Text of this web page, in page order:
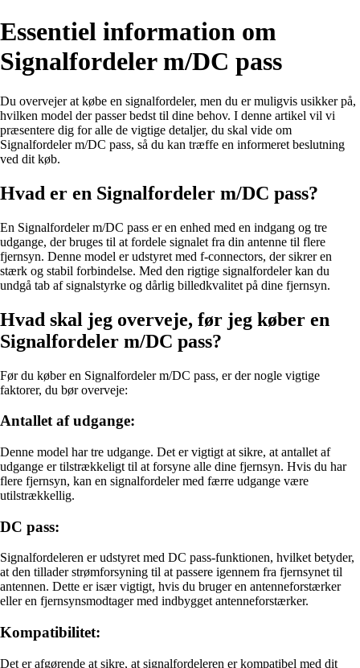
Essentiel information om
Signalfordeler m/DC pass
Du overvejer at købe en signalfordeler, men du er muligvis usikker på,
hvilken model der passer bedst til dine behov. I denne artikel vil vi
præsentere dig for alle de vigtige detaljer, du skal vide om
Signalfordeler m/DC pass, så du kan træffe en informeret beslutning
ved dit køb.
Hvad er en Signalfordeler m/DC pass?
En Signalfordeler m/DC pass er en enhed med en indgang og tre
udgange, der bruges til at fordele signalet fra din antenne til flere
fjernsyn. Denne model er udstyret med f-connectors, der sikrer en
stærk og stabil forbindelse. Med den rigtige signalfordeler kan du
undgå tab af signalstyrke og dårlig billedkvalitet på dine fjernsyn.
Hvad skal jeg overveje, før jeg køber en
Signalfordeler m/DC pass?
Før du køber en Signalfordeler m/DC pass, er der nogle vigtige
faktorer, du bør overveje:
Antallet af udgange:
Denne model har tre udgange. Det er vigtigt at sikre, at antallet af
udgange er tilstrækkeligt til at forsyne alle dine fjernsyn. Hvis du har
flere fjernsyn, kan en signalfordeler med færre udgange være
utilstrækkellig.
DC pass:
Signalfordeleren er udstyret med DC pass-funktionen, hvilket betyder,
at den tillader strømforsyning til at passere igennem fra fjernsynet til
antennen. Dette er især vigtigt, hvis du bruger en antenneforstærker
eller en fjernsynsmodtager med indbygget antenneforstærker.
Kompatibilitet:
Det er afgørende at sikre, at signalfordeleren er kompatibel med dit